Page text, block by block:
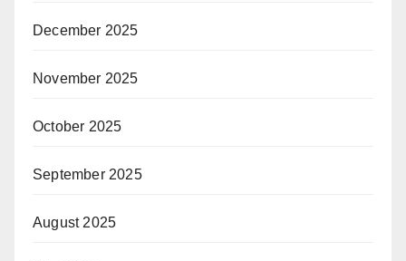
December 2025
November 2025
October 2025
September 2025
August 2025